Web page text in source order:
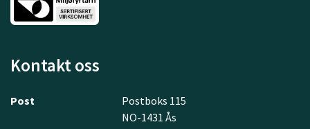
Kontakt oss
Post
Postboks 115
NO-1431 Ås